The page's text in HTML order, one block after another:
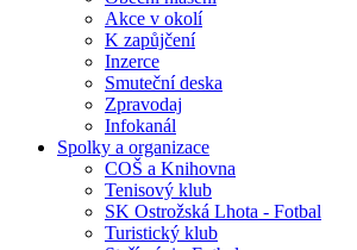
Akce v okolí
K zapůjčení
Inzerce
Smuteční deska
Zpravodaj
Infokanál
Spolky a organizace
COŠ a Knihovna
Tenisový klub
SK Ostrožská Lhota - Fotbal
Turistický klub